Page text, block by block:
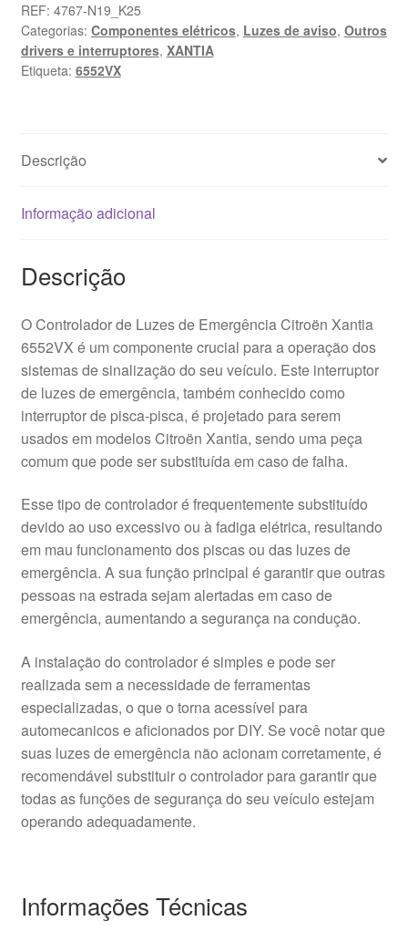
REF: 4767-N19_K25
Categorias: Componentes elétricos, Luzes de aviso, Outros
drivers e interruptores, XANTIA
Etiqueta: 6552VX
Descrição
Informação adicional
Descrição
O Controlador de Luzes de Emergência Citroën Xantia
6552VX é um componente crucial para a operação dos
sistemas de sinalização do seu veículo. Este interruptor
de luzes de emergência, também conhecido como
interruptor de pisca-pisca, é projetado para serem
usados em modelos Citroën Xantia, sendo uma peça
comum que pode ser substituída em caso de falha.
Esse tipo de controlador é frequentemente substituído
devido ao uso excessivo ou à fadiga elétrica, resultando
em mau funcionamento dos piscas ou das luzes de
emergência. A sua função principal é garantir que outras
pessoas na estrada sejam alertadas em caso de
emergência, aumentando a segurança na condução.
A instalação do controlador é simples e pode ser
realizada sem a necessidade de ferramentas
especializadas, o que o torna acessível para
automecanicos e aficionados por DIY. Se você notar que
suas luzes de emergência não acionam corretamente, é
recomendável substituir o controlador para garantir que
todas as funções de segurança do seu veículo estejam
operando adequadamente.
Informações Técnicas